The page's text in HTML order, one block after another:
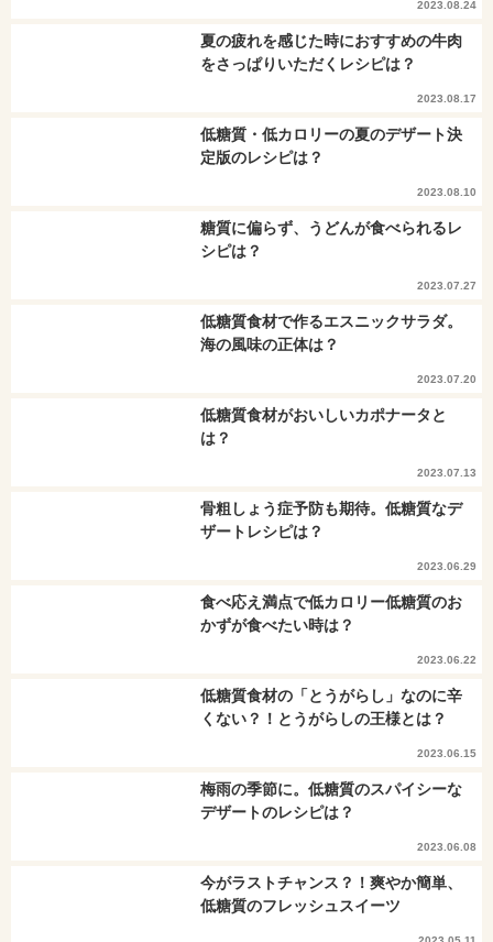
2023.08.24
夏の疲れを感じた時におすすめの牛肉
をさっぱりいただくレシピは？
2023.08.17
低糖質・低カロリーの夏のデザート決
定版のレシピは？
2023.08.10
糖質に偏らず、うどんが食べられるレ
シピは？
2023.07.27
低糖質食材で作るエスニックサラダ。
海の風味の正体は？
2023.07.20
低糖質食材がおいしいカポナータと
は？
2023.07.13
骨粗しょう症予防も期待。低糖質なデ
ザートレシピは？
2023.06.29
食べ応え満点で低カロリー低糖質のお
かずが食べたい時は？
2023.06.22
低糖質食材の「とうがらし」なのに辛
くない？！とうがらしの王様とは？
2023.06.15
梅雨の季節に。低糖質のスパイシーな
デザートのレシピは？
2023.06.08
今がラストチャンス？！爽やか簡単、
低糖質のフレッシュスイーツ